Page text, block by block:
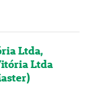
Ltda,
Ltda